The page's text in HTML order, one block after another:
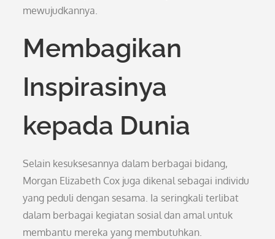
mewujudkannya.
Membagikan
Inspirasinya
kepada Dunia
Selain kesuksesannya dalam berbagai bidang,
Morgan Elizabeth Cox juga dikenal sebagai individu
yang peduli dengan sesama. Ia seringkali terlibat
dalam berbagai kegiatan sosial dan amal untuk
membantu mereka yang membutuhkan.